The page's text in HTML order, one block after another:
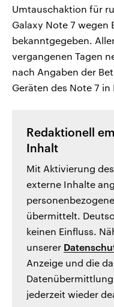
Umtauschaktion für
Galaxy Note 7 wegen
bekanntgegeben.
vergangenen Tagen
nach Angaben der
Geräten des Note 7
Redaktionell
Inhalt
Mit Aktivierung
externe Inhalte
übermittelt.
keinen Einfluss.
unserer
Anzeige und die
jederzeit wieder